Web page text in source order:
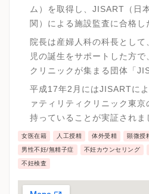
ム）を取得し、JISART（日
関）による施設監査に合格し
を有しています。培養力は
精の妊娠率に直結します。
院長は産婦人科の科長とし
児の誕生をサポートした方
クリニックが集まる団体「
療標準化機関）」の審査委
います。
平成17年2月にはJISARTに
ァティリティクリニック東
持っていることが実証されま
女医在籍 人工授精 体外受精 顕微授
男性不妊/無精子症 不妊カウンセリング
不妊検査